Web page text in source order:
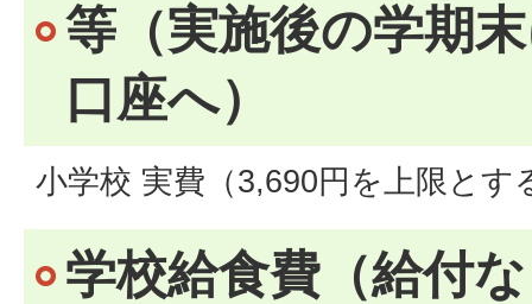
等（実施後の学期
口座へ）
小学校 実費（3,690円を上限とす
学校給食費（給付